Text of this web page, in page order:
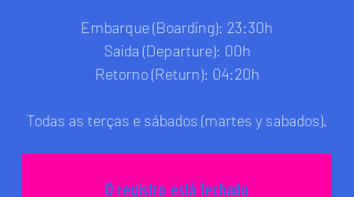
Embarque (Boarding): 23:30h
Saida (Departure): 00h
Retorno (Return): 04:20h
Todas as terças e sábados (martes y sabados).
O registro está fechado